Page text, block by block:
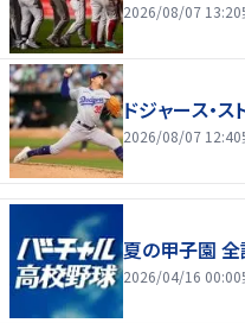
2026/08/07 13:20
ドジャース・
2026/08/07 12:40
夏の甲子園 全
2026/04/16 00:00